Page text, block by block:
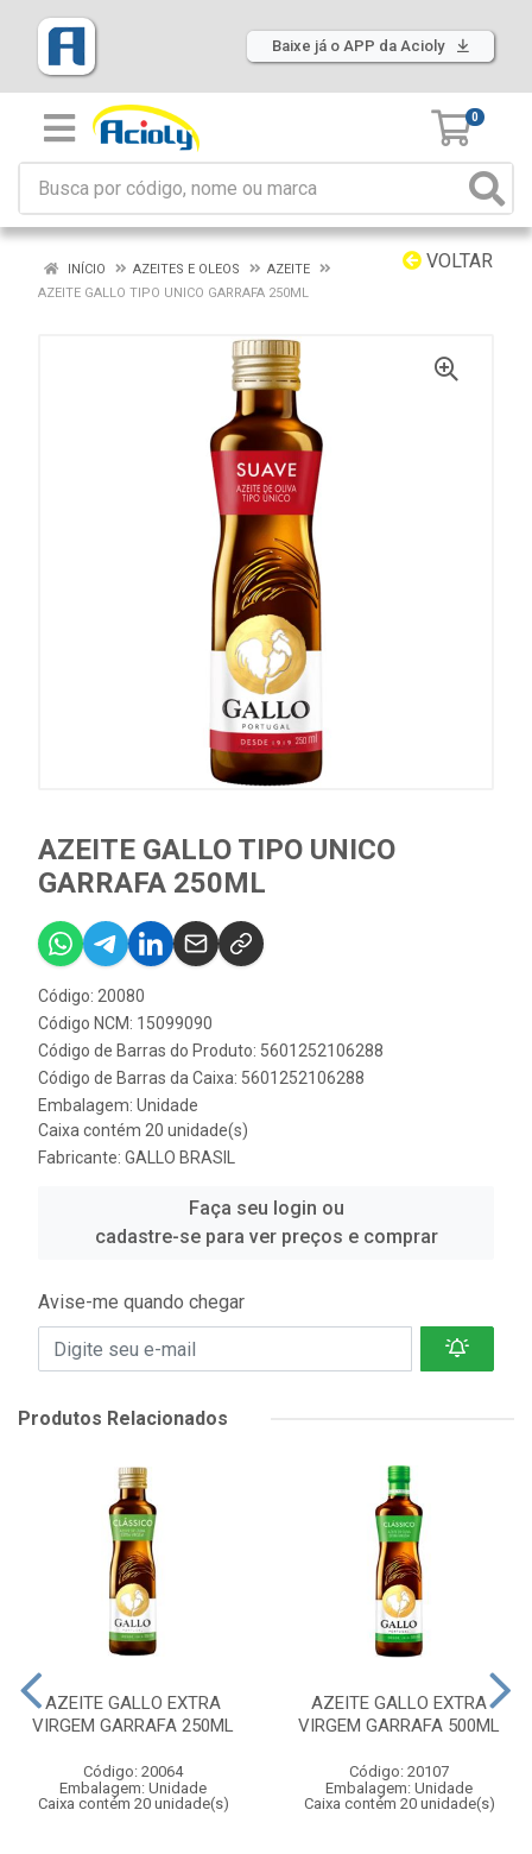
Baixe já o APP da Acioly
0
VOLTAR
INÍCIO AZEITES E OLEOS
AZEITE
AZEITE GALLO TIPO UNICO GARRAFA 250ML
AZEITE GALLO TIPO UNICO
GARRAFA 250ML
Código: 20080
Código NCM: 15099090
Código de Barras do Produto: 5601252106288
Código de Barras da Caixa: 5601252106288
Embalagem: Unidade
Caixa contém 20 unidade(s)
Fabricante: GALLO BRASIL
Faça seu login ou
cadastre-se para ver preços e comprar
Avise-me quando chegar
Produtos Relacionados
AZEITE GALLO EXTRA
VIRGEM GARRAFA 250ML
Código: 20064
Embalagem: Unidade
Caixa contém 20 unidade(s)
AZEITE GALLO EXTRA
VIRGEM GARRAFA 500ML
Código: 20107
Embalagem: Unidade
Caixa contém 20 unidade(s)